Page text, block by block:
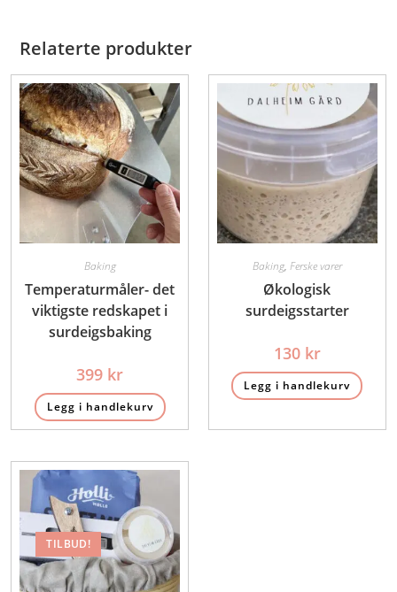
Relaterte produkter
Baking
Temperaturmåler- det
viktigste redskapet i
surdeigsbaking
399 kr
Legg i handlekurv
Baking, Ferske varer
Økologisk
surdeigsstarter
130 kr
Legg i handlekurv
TILBUD!